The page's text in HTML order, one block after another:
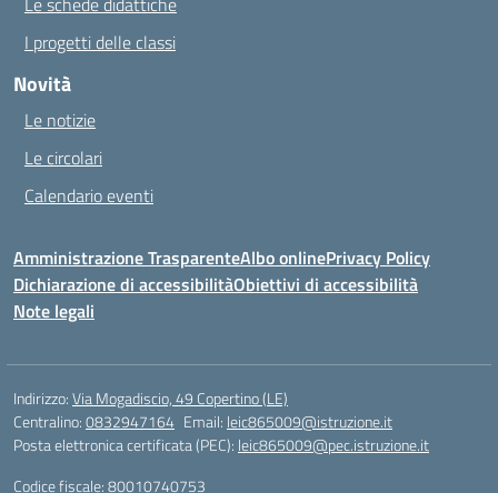
I progetti delle classi
Novità
Le notizie
Le circolari
Calendario eventi
Amministrazione TrasparenteAlbo onlinePrivacy Policy
Dichiarazione di accessibilitàObiettivi di accessibilità
Note legali
Indirizzo:Via Mogadiscio, 49 Copertino (LE)
Centralino:0832947164 Email: leic865009@istruzione.it
Posta elettronica certificata (PEC): leic865009@pec.istruzione.it
Codice fiscale: 80010740753